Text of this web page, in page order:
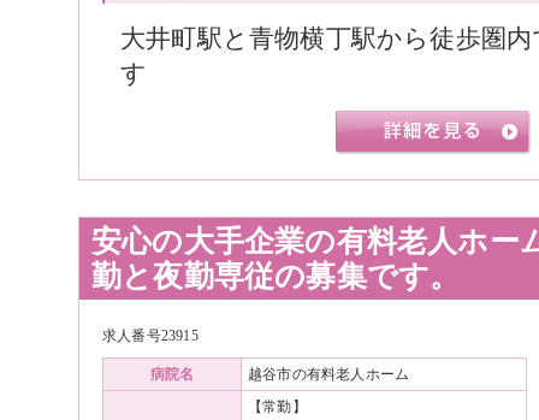
大井町駅と青物横丁駅から徒歩圏
す
安心の大手企業の有料老人ホー
勤と夜勤専従の募集です。
求人番号23915
病院名 越谷市の有料老人ホーム
【常勤】